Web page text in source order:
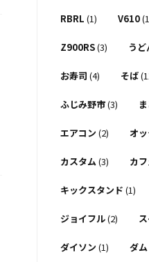
RBRL (1) V610
Z900RS(3) うど
お寿司 (4) そば
ふじみ野市(3)
エアコン (2) オ
カスタム(3) カ
キックスタンド (1)
ジョイフル(2)
ダイソン (1) ダム